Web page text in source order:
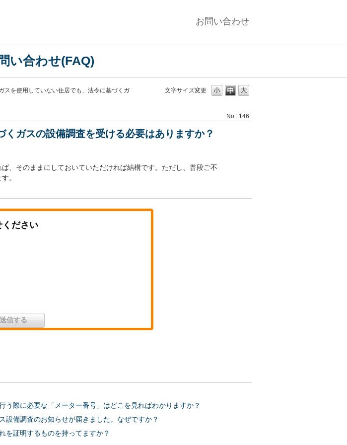
お問い合わせ
い合わせ(FAQ)
文字サイズ変更
スを使用していない住居でも、法令に基づくガ
No : 146
ガスの設備調査を受ける必要はありますか？
、そのままにしておいていただければ結構です。ただし、普段ご不
。
ください
際に必要な「メーター番号」はどこを見ればわかりますか？
設備調査のお知らせが届きました。なぜですか？
を証明するものを持ってますか？